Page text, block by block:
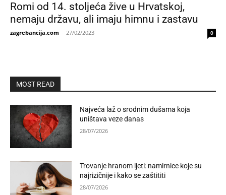
Romi od 14. stoljeća žive u Hrvatskoj,
nemaju državu, ali imaju himnu i zastavu
zagrebancija.com - 27/02/2023 0
MOST READ
Najveća laž o srodnim dušama koja
uništava veze danas
28/07/2026
Trovanje hranom ljeti: namirnice koje su
najrizičnije i kako se zaštititi
28/07/2026